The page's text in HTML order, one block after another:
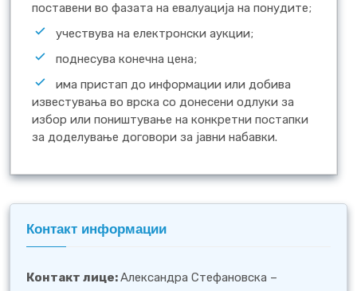
поставени во фазата на евалуација на понудите;
учествува на електронски аукции;
поднесува конечна цена;
има пристап до информации или добива
известувања во врска со донесени одлуки за
избор или поништување на конкретни постапки
за доделување договори за јавни набавки.
Контакт информации
Контакт лице:Александра Стефановска –